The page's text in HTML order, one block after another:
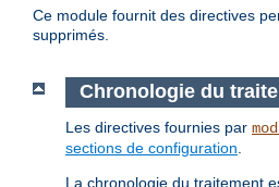
Ce module fournit des directives
supprimés.
Chronologie du
Les directives fournies par
sections de configuration
La chronologie du traitement